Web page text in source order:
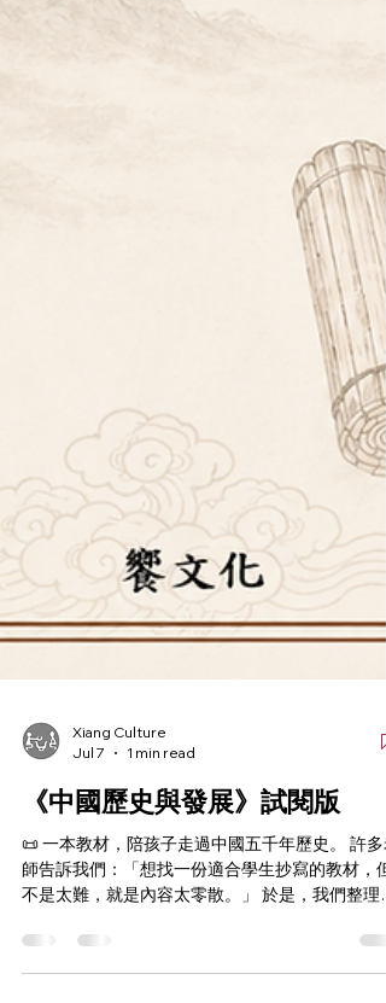
Xiang Culture
《中國歷史與發展》試閱版